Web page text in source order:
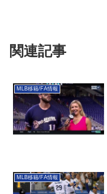
関連記事
MLB移籍/FA情報
MLB移籍/FA情報